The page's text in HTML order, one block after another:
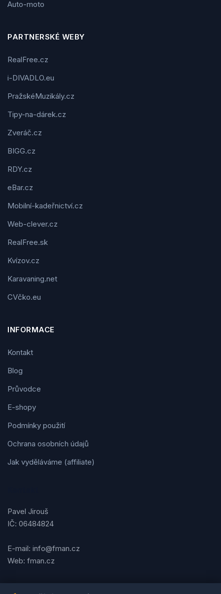
Auto-moto
PARTNERSKÉ WEBY
RealFree.cz
i-DIVADLO.eu
PražskéMuzikály.cz
Tipy-na-dárek.cz
Zveráč.cz
BIGG.cz
RDY.cz
eBar.cz
Mobilní-kadeřnictví.cz
Web-clever.cz
RealFree.sk
Kvízov.cz
Karavaning.net
CVčko.eu
INFORMACE
Kontakt
Blog
Průvodce
E-shopy
Podmínky použití
Ochrana osobních údajů
Jak vyděláváme (affiliate)
Pavel Jirouš
IČ: 06484824
E-mail: info@fman.cz
Web: fman.cz